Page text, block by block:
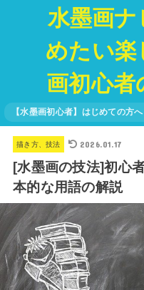
水墨画ナ
めたい楽
画初心者
【水墨画初心者】はじめての方
描き方、技法 2026.01.17
[水墨画の技法]初心
本的な用語の解説